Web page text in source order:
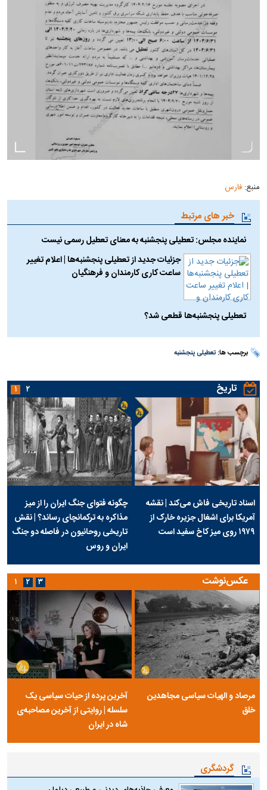
منبع:فارس
خبر های مرتبط
نماینده مجلس: تعطیلی پنجشنبه به معنای تعطیل رسمی نیست
جزئیات جدید از تعطیلی پنجشنبه‌ها | اعلام تغییر
ساعت کاری کارمندان و فرهنگیان
تعطیلی پنجشنبه‌ها قطعی شد؟
برچسب ها:تعطیلی پنجشنبه
تاریخ
اسناد تاریخی فاش می‌کند | نقشه
آمریکا برای اشغال جزیره خارک از
۱۹۷۹ روی میز کاخ سفید است
چگونه فتوای جنگ ایران را از میز
مذاکره به ترکمانچای رساند؟ | نقش
تاریخی روحانیون در فاصله دو جنگ
ایران و روس
۱ ۲
عکس‌نوشت
مرصاد و الهیات سیاسی مجاهدین
خلق
آخرین پرده از حیات سیاسی یک
سلسله | روایتی از آخرین مصاحبه‌ی
شاه در ایران
۱ ۲ ۳
گردشگری